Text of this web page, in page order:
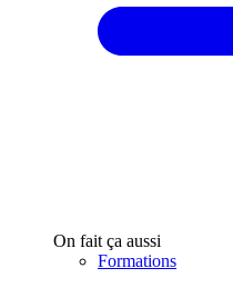
On fait ça aussi
Formations